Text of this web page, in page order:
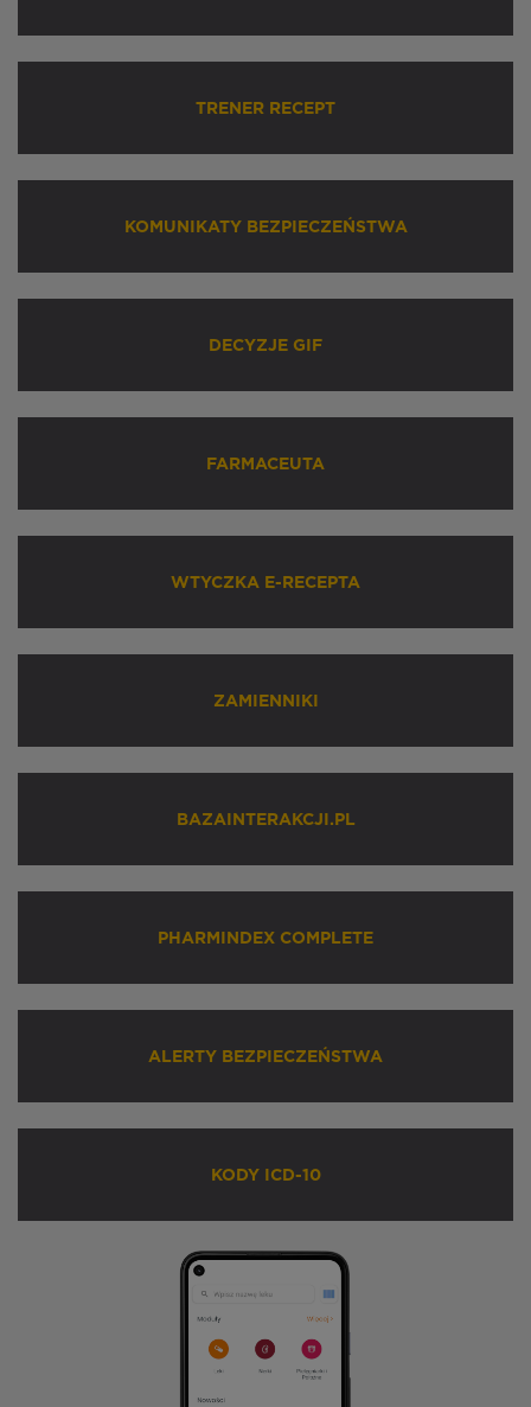
TRENER RECEPT
KOMUNIKATY BEZPIECZEŃSTWA
DECYZJE GIF
FARMACEUTA
WTYCZKA E-RECEPTA
ZAMIENNIKI
BAZAINTERAKCJI.PL
PHARMINDEX COMPLETE
ALERTY BEZPIECZEŃSTWA
KODY ICD-10